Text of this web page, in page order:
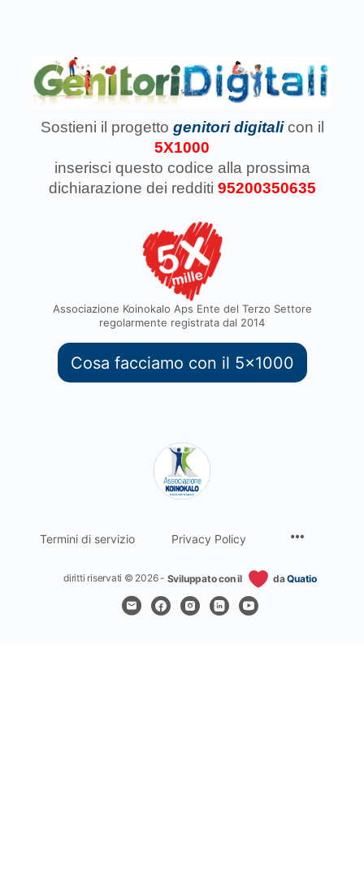
Sostieni il progetto genitori digitali con il
5X1000
inserisci questo codice alla prossima
dichiarazione dei redditi 95200350635
Associazione Koinokalo Aps Ente del Terzo Settore
regolarmente registrata dal 2014
Cosa facciamo con il 5x1000
Termini di servizio Privacy Policy
diritti riservati © 2026 - Sviluppato con il daQuatio